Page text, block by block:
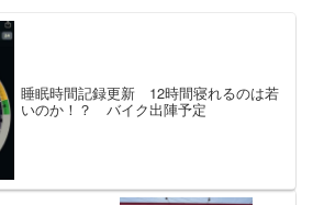
睡眠時間記録更新 12時間寝れるのは若
いのか！？ バイク出陣予定